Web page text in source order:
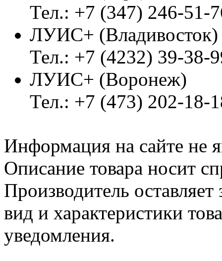
Тел.: +7 (347) 246-51-
ЛУИС+
Тел.: +7 (4232) 39-38-
ЛУИС+ (Воронеж)
Тел.: +7 (473) 202-18-
Информация на сайте не
Описание товара носит
Производитель
вид и характеристики
уведомления.